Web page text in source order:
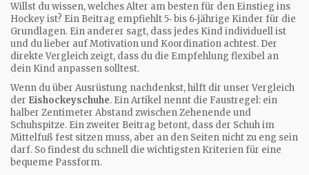
Willst du wissen, welches Alter am besten für den Einstieg ins
Hockey ist? Ein Beitrag empfiehlt 5‑ bis 6‑jährige Kinder für die
Grundlagen. Ein anderer sagt, dass jedes Kind individuell ist
und du lieber auf Motivation und Koordination achtest. Der
direkte Vergleich zeigt, dass du die Empfehlung flexibel an
dein Kind anpassen solltest.
Wenn du über Ausrüstung nachdenkst, hilft dir unser Vergleich
der Eishockeyschuhe. Ein Artikel nennt die Faustregel: ein
halber Zentimeter Abstand zwischen Zehenende und
Schuhspitze. Ein zweiter Beitrag betont, dass der Schuh im
Mittelfuß fest sitzen muss, aber an den Seiten nicht zu eng sein
darf. So findest du schnell die wichtigsten Kriterien für eine
bequeme Passform.